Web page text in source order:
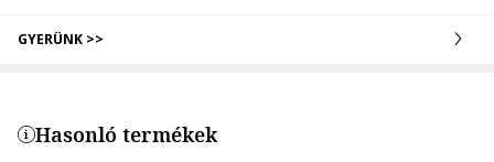
GYERÜNK >>
Hasonló termékek